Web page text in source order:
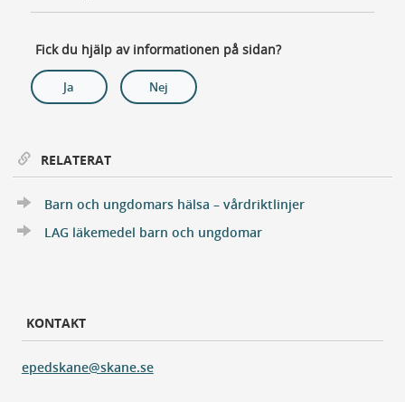
Fick du hjälp av informationen på sidan?
Ja Nej
RELATERAT
Barn och ungdomars hälsa – vårdriktlinjer
LAG läkemedel barn och ungdomar
KONTAKT
epedskane@skane.se